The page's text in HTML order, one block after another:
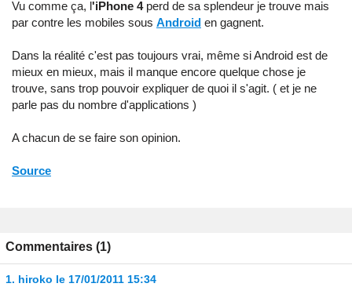
Vu comme ça, l'iPhone 4perd de sa splendeur je trouve mais
par contre les mobiles sous Android en gagnent.
Dans la réalité c'est pas toujours vrai, même si Android est de
mieux en mieux, mais il manque encore quelque chose je
trouve, sans trop pouvoir expliquer de quoi il s'agit. ( et je ne
parle pas du nombre d'applications )
A chacun de se faire son opinion.
Source
Commentaires (1)
1. hiroko le 17/01/2011 15:34